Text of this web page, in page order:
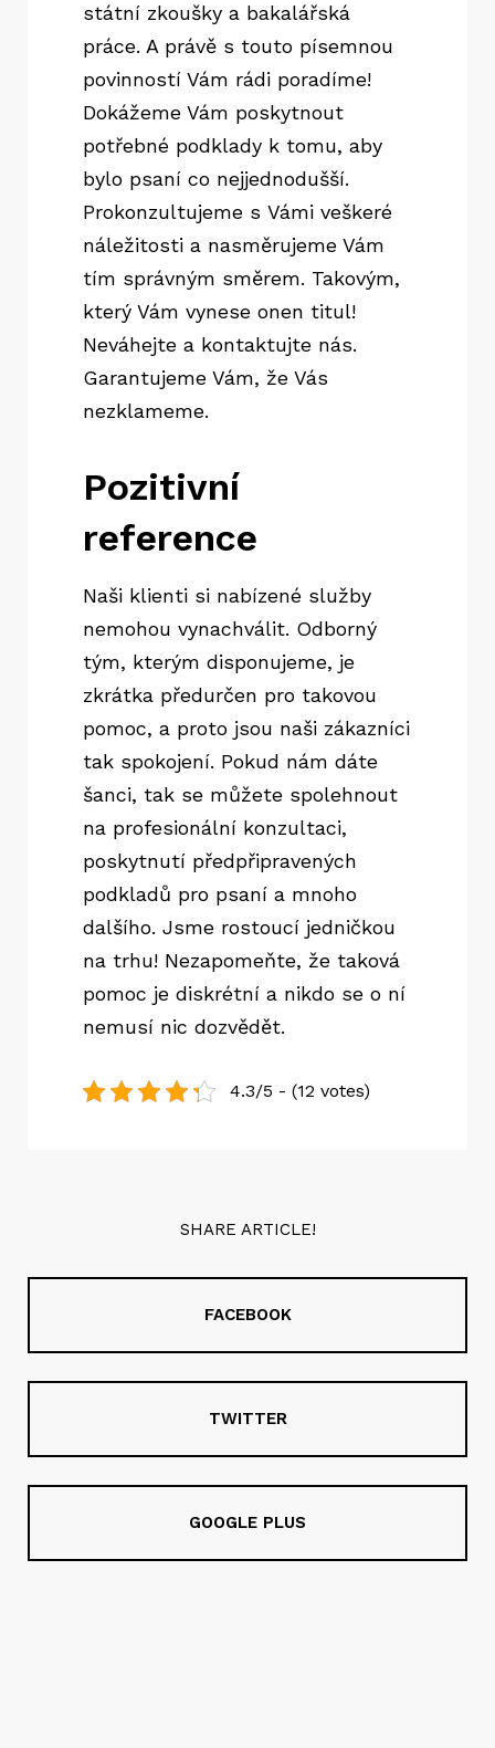
státní zkoušky a bakalářská
práce. A právě s touto písemnou
povinností Vám rádi poradíme!
Dokážeme Vám poskytnout
potřebné podklady k tomu, aby
bylo psaní co nejjednodušší.
Prokonzultujeme s Vámi veškeré
náležitosti a nasměrujeme Vám
tím správným směrem. Takovým,
který Vám vynese onen titul!
Neváhejte a kontaktujte nás.
Garantujeme Vám, že Vás
nezklameme.
Pozitivní
reference
Naši klienti si nabízené služby
nemohou vynachválit. Odborný
tým, kterým disponujeme, je
zkrátka předurčen pro takovou
pomoc, a proto jsou naši zákazníci
tak spokojení. Pokud nám dáte
šanci, tak se můžete spolehnout
na profesionální konzultaci,
poskytnutí předpřipravených
podkladů pro psaní a mnoho
dalšího. Jsme rostoucí jedničkou
na trhu! Nezapomeňte, že taková
pomoc je diskrétní a nikdo se o ní
nemusí nic dozvědět.
4.3/5 - (12 votes)
SHARE ARTICLE!
FACEBOOK
TWITTER
GOOGLE PLUS